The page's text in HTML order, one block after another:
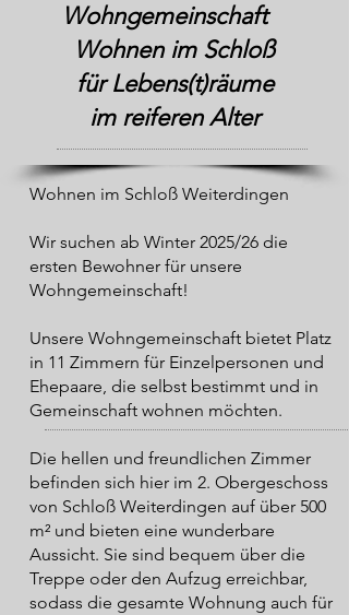
Wohngemeinschaft
Wohnen im Schloß
für Lebens(t)räume
im reiferen Alter
Wohnen im Schloß Weiterdingen
Wir suchen ab Winter 2025/26 die
ersten Bewohner für unsere
Wohngemeinschaft!
Unsere Wohngemeinschaft bietet Platz
in 11 Zimmern für Einzelpersonen und
Ehepaare, die selbst bestimmt und in
Gemeinschaft wohnen möchten.
Die hellen und freundlichen Zimmer
befinden sich hier im 2. Obergeschoss
von Schloß Weiterdingen auf über 500
m² und bieten eine wunderbare
Aussicht. Sie sind bequem über die
Treppe oder den Aufzug erreichbar,
sodass die gesamte Wohnung auch für